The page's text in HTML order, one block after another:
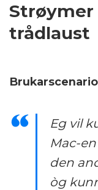
Strøymer
trådlaust
Eg vil
Mac-
den
òg